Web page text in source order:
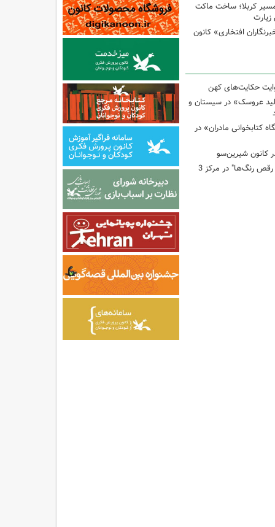
کربلا؛ ساخت ماکت
افتخاری» کانون
حکایت‌های کهن
عروسک» در سیستان و
کتابخوانی مادران» در
کانون شیرین‌سو
برگزاری کارگاه "آب و رقص رنگ‌ها" در مرکز 3